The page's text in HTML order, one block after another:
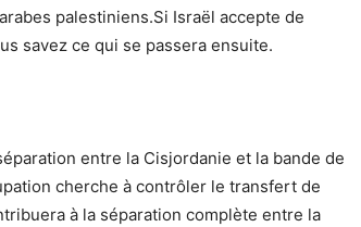
palestiniens.Si Israël accepte de
savez ce qui se passera ensuite.
entre la Cisjordanie et la bande de
cherche à contrôler le transfert de
à la séparation complète entre la